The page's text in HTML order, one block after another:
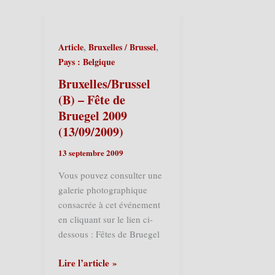
Géants
2009
(26/09/2009)
Article,Bruxelles / Brussel,
Pays : Belgique
Bruxelles/Brussel
(B) – Fête de
Bruegel 2009
(13/09/2009)
13 septembre 2009
Vous pouvez consulter une
galerie photographique
consacrée à cet événement
en cliquant sur le lien ci-
dessous : Fêtes de Bruegel
Bruxelles/Brussel
Lire l’article »